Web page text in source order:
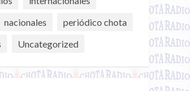
nacionales
periódico chota
Uncategorized